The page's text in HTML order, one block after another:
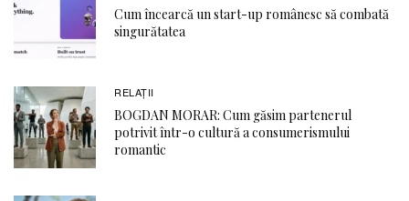
Cum încearcă un start-up românesc să combată
singurătatea
RELAŢII
BOGDAN MORAR: Cum găsim partenerul
potrivit într-o cultură a consumerismului
romantic